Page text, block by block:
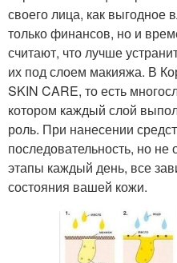
своего лица, как выгодное
только финансов, но и
считают, что лучше
их под слоем макияжа. В
SKIN CARE, то есть
котором каждый слой
роль. При нанесении
последовательность, но
этапы каждый день, все
состояния вашей кожи.